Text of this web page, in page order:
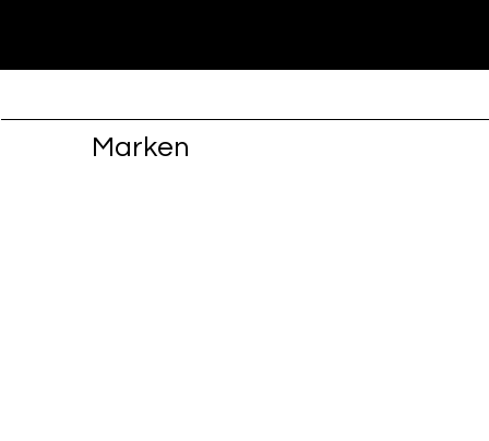
Marken